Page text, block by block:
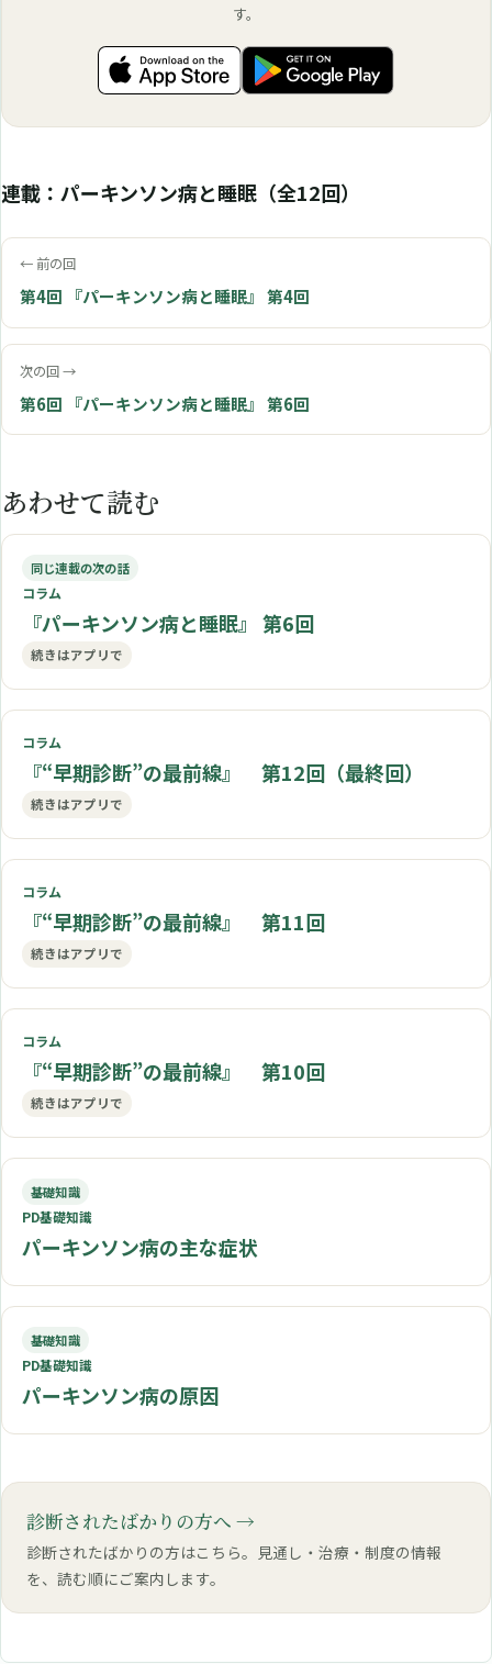
す。
連載：パーキンソン病と睡眠（全12回）
← 前の回
第4回 『パーキンソン病と睡眠』 第4回
次の回 →
第6回 『パーキンソン病と睡眠』 第6回
あわせて読む
同じ連載の次の話
コラム
『パーキンソン病と睡眠』 第6回
続きはアプリで
コラム
『“早期診断”の最前線』 第12回（最終回）
続きはアプリで
コラム
『“早期診断”の最前線』 第11回
続きはアプリで
コラム
『“早期診断”の最前線』 第10回
続きはアプリで
基礎知識
PD基礎知識
パーキンソン病の主な症状
基礎知識
PD基礎知識
パーキンソン病の原因
診断されたばかりの方へ
診断されたばかりの方はこちら。見通し・治療・制度の情報
を、読む順にご案内します。